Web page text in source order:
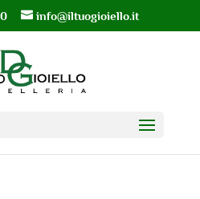
info@iltuogioiello.it